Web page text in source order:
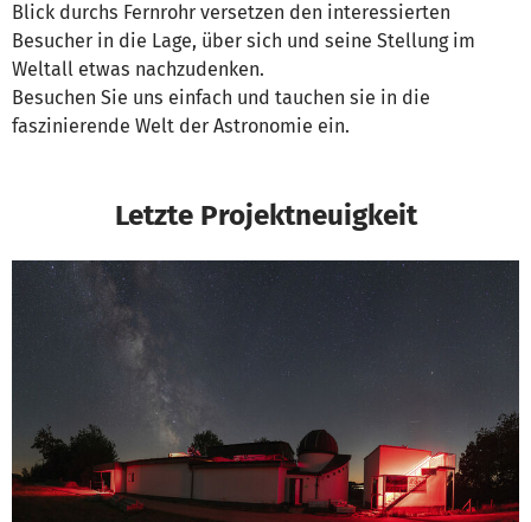
Blick durchs Fernrohr versetzen den interessierten
Besucher in die Lage, über sich und seine Stellung im
Weltall etwas nachzudenken.
Besuchen Sie uns einfach und tauchen sie in die
faszinierende Welt der Astronomie ein.
Letzte Projektneuigkeit